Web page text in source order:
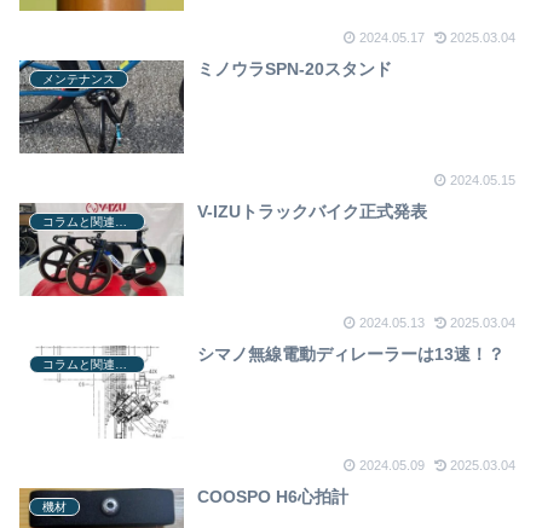
2024.05.17 2025.03.04
メンテナンス
ミノウラSPN-20スタンド
2024.05.15
V-IZUトラックバイク正式発表
2024.05.13 2025.03.04
シマノ無線電動ディレーラーは13速！？
2024.05.09 2025.03.04
機材
COOSPO H6心拍計